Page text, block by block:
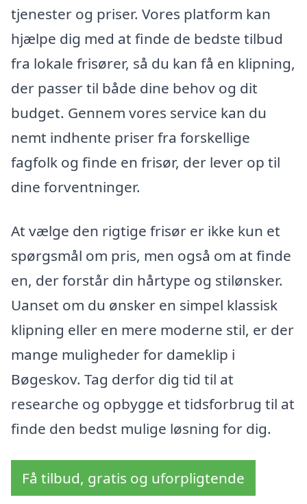
tjenester og priser. Vores platform kan
hjælpe dig med at finde de bedste tilbud
fra lokale frisører, så du kan få en klipning,
der passer til både dine behov og dit
budget. Gennem vores service kan du
nemt indhente priser fra forskellige
fagfolk og finde en frisør, der lever op til
dine forventninger.
At vælge den rigtige frisør er ikke kun et
spørgsmål om pris, men også om at finde
en, der forstår din hårtype og stilønsker.
Uanset om du ønsker en simpel klassisk
klipning eller en mere moderne stil, er der
mange muligheder for dameklip i
Bøgeskov. Tag derfor dig tid til at
researche og opbygge et tidsforbrug til at
finde den bedst mulige løsning for dig.
Få tilbud, gratis og uforpligtende